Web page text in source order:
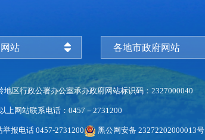
站 各地市政府网站
地区行政公署办公室承办政府网站标识码：2327000040
上网站联系电话：0457－2731200
举报电话 0457-2731200 黑公网安备 23272202000013号